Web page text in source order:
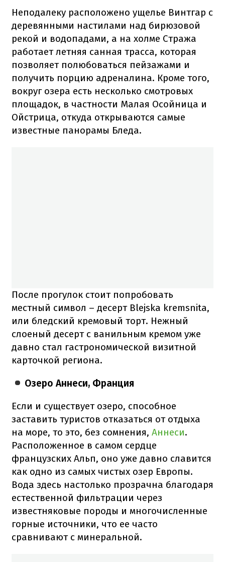
Неподалеку расположено ущелье Винтгар с
деревянными настилами над бирюзовой
рекой и водопадами, а на холме Стража
работает летняя санная трасса, которая
позволяет полюбоваться пейзажами и
получить порцию адреналина. Кроме того,
вокруг озера есть несколько смотровых
площадок, в частности Малая Осойница и
Ойстрица, откуда открываются самые
известные панорамы Бледа.
После прогулок стоит попробовать
местный символ – десерт Blejska kremsnita,
или бледский кремовый торт. Нежный
слоеный десерт с ванильным кремом уже
давно стал гастрономической визитной
карточкой региона.
Озеро Аннеси, Франция
Если и существует озеро, способное
заставить туристов отказаться от отдыха
на море, то это, без сомнения, Аннеси.
Расположенное в самом сердце
французских Альп, оно уже давно славится
как одно из самых чистых озер Европы.
Вода здесь настолько прозрачна благодаря
естественной фильтрации через
известняковые породы и многочисленные
горные источники, что ее часто
сравнивают с минеральной.